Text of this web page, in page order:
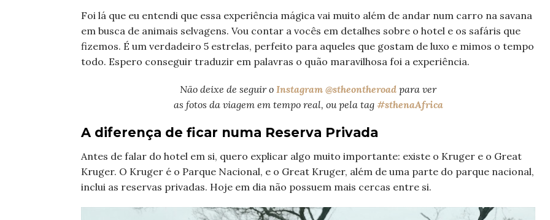
Foi lá que eu entendi que essa experiência mágica vai muito além de andar num carro na savana
em busca de animais selvagens. Vou contar a vocês em detalhes sobre o hotel e os safáris que
fizemos. É um verdadeiro 5 estrelas, perfeito para aqueles que gostam de luxo e mimos o tempo
todo. Espero conseguir traduzir em palavras o quão maravilhosa foi a experiência.
Não deixe de seguir o Instagram @stheontheroad para ver
as fotos da viagem em tempo real, ou pela tag #sthenaAfrica
A diferença de ficar numa Reserva Privada
Antes de falar do hotel em si, quero explicar algo muito importante: existe o Kruger e o Great
Kruger. O Kruger é o Parque Nacional, e o Great Kruger, além de uma parte do parque nacional,
inclui as reservas privadas. Hoje em dia não possuem mais cercas entre si.